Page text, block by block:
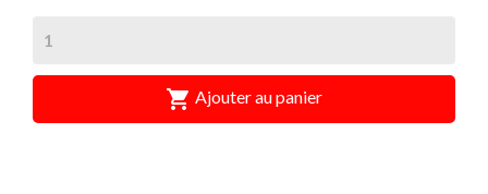
 Ajouter au panier